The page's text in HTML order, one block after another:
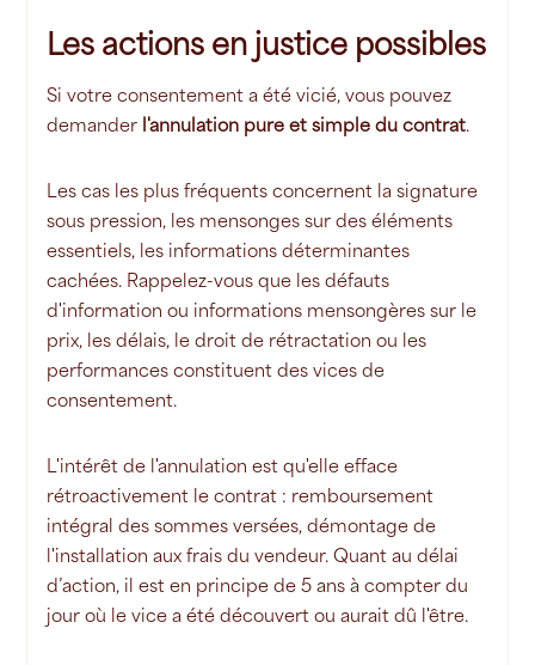
Les actions en justice possibles
Si votre consentement a été vicié, vous pouvez
demander l'annulation pure et simple du contrat.
Les cas les plus fréquents concernent la signature
sous pression, les mensonges sur des éléments
essentiels, les informations déterminantes
cachées. Rappelez-vous que les défauts
d'information ou informations mensongères sur le
prix, les délais, le droit de rétractation ou les
performances constituent des vices de
consentement.
L'intérêt de l'annulation est qu'elle efface
rétroactivement le contrat : remboursement
intégral des sommes versées, démontage de
l'installation aux frais du vendeur. Quant au délai
d’action, il est en principe de 5 ans à compter du
jour où le vice a été découvert ou aurait dû l'être.